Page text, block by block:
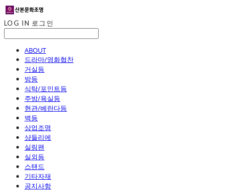
LOG IN 로그인
ABOUT
드라마/영화협찬
거실등
방등
식탁/포인트등
주방/욕실등
현관/베란다등
벽등
상업조명
샹들리에
실링팬
실외등
스탠드
기타자재
공지사항